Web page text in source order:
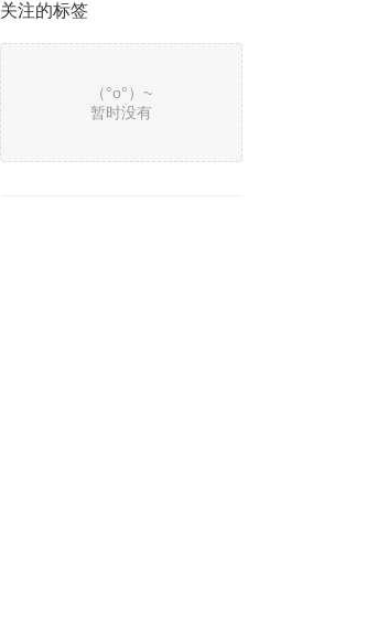
关注的标签
（°ο°）~
暂时没有